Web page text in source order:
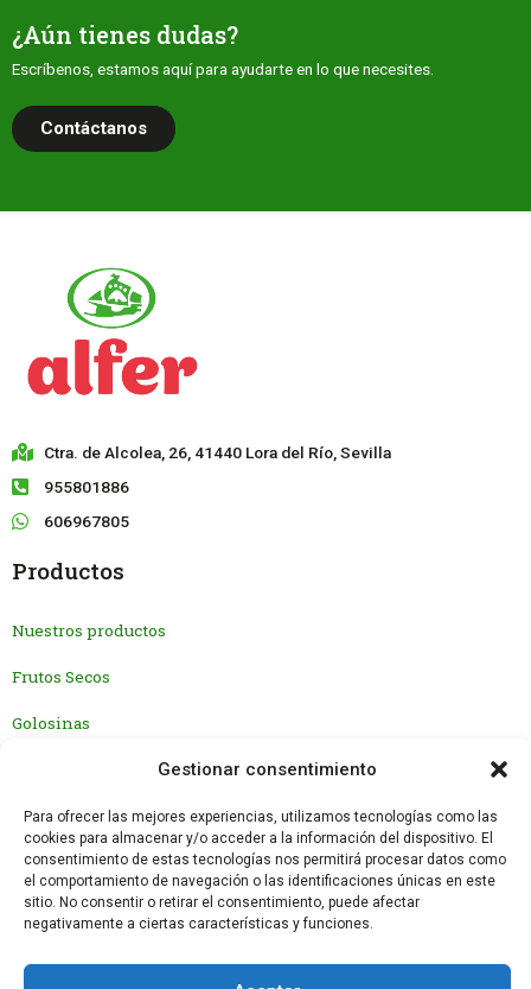
Gestionar consentimiento
Para ofrecer las mejores experiencias, utilizamos tecnologías como las
cookies para almacenar y/o acceder a la información del dispositivo. El
consentimiento de estas tecnologías nos permitirá procesar datos como
el comportamiento de navegación o las identificaciones únicas en este
sitio. No consentir o retirar el consentimiento, puede afectar
negativamente a ciertas características y funciones.
¿Aún tienes dudas?
Escríbenos, estamos aquí para ayudarte en lo que necesites.
Contáctanos
Ctra. de Alcolea, 26, 41440 Lora del Río, Sevilla
955801886
606967805
Productos
Nuestros productos
Frutos Secos
Golosinas
Nuestra historia
¿Por qué Alfer?
Contacto